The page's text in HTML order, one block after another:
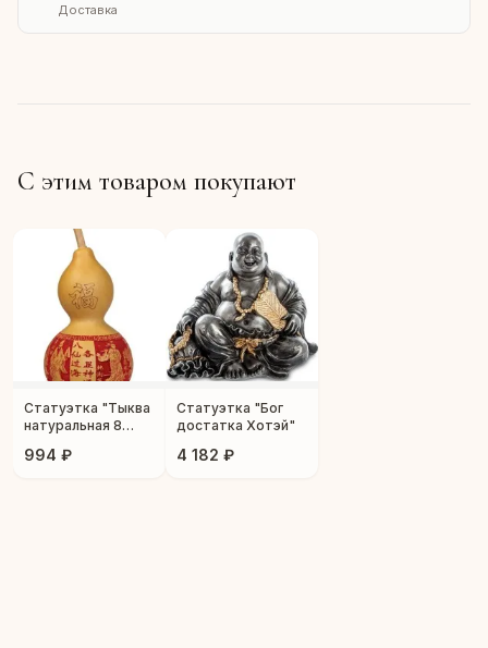
Доставка
С этим товаром покупают
Статуэтка "Тыква
натуральная 8
994 ₽
Статуэтка "Бог
достатка Хотэй"
4 182 ₽